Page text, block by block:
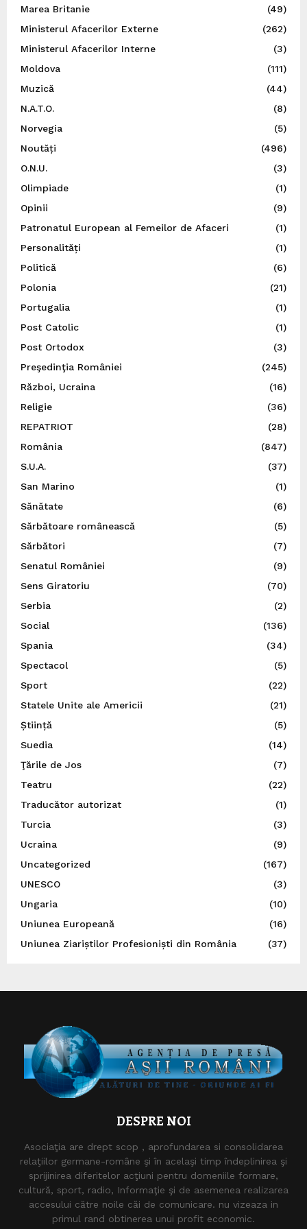
Marea Britanie
(49)
Ministerul Afacerilor Externe
(262)
Ministerul Afacerilor Interne
(3)
Moldova
(111)
Muzică
(44)
N.A.T.O.
(8)
Norvegia
(5)
Noutăți
(496)
O.N.U.
(3)
Olimpiade
(1)
Opinii
(9)
Patronatul European al Femeilor de Afaceri
(1)
Personalități
(1)
Politică
(6)
Polonia
(21)
Portugalia
(1)
Post Catolic
(1)
Post Ortodox
(3)
Preşedinţia României
(245)
Război, Ucraina
(16)
Religie
(36)
REPATRIOT
(28)
România
(847)
S.U.A.
(37)
San Marino
(1)
Sănătate
(6)
Sărbătoare românească
(5)
Sărbători
(7)
Senatul României
(9)
Sens Giratoriu
(70)
Serbia
(2)
Social
(136)
Spania
(34)
Spectacol
(5)
Sport
(22)
Statele Unite ale Americii
(21)
Știință
(5)
Suedia
(14)
Ţările de Jos
(7)
Teatru
(22)
Traducător autorizat
(1)
Turcia
(3)
Ucraina
(9)
Uncategorized
(167)
UNESCO
(3)
Ungaria
(10)
Uniunea Europeană
(16)
Uniunea Ziariștilor Profesioniști din România
(37)
DESPRE NOI
Asociaţia are drept scop , aprofundarea si consolidarea
relaţiilor germane-române şi în acelaşi timp îndeplinirea şi
sprijinirea diferitelor acţiuni pentru domeniile formare,
cultură, sport, radio, Informaţie şi de asemenea realizarea
accesului către noile căi de comunicare. nu vizeaza in
primul rand obtinerea unui profit economic.